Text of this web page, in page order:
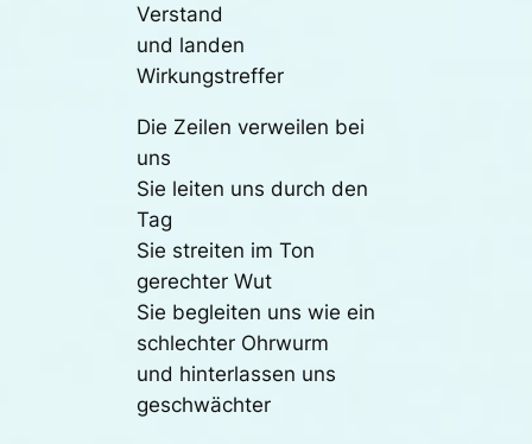
Verstand
und landen
Wirkungstreffer
Die Zeilen verweilen bei
uns
Sie leiten uns durch den
Tag
Sie streiten im Ton
gerechter Wut
Sie begleiten uns wie ein
schlechter Ohrwurm
und hinterlassen uns
geschwächter